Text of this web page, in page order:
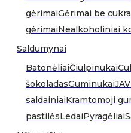
gėrimaiGėrimai be
gėrimaiNealkoholiniai
Saldumynai
BatonėliaiČiulpinukai
šokoladasGuminukai
saldainiaiKramtomoji
pastilėsLedaiPyragėliai